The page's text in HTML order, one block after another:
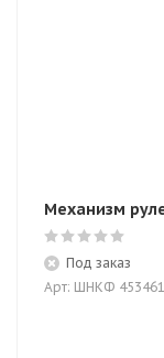
Механизм
Под заказ
Арт: ШНКФ